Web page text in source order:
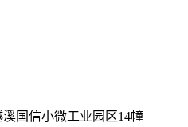
国信小微工业园区14幢